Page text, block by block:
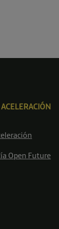
Open Future